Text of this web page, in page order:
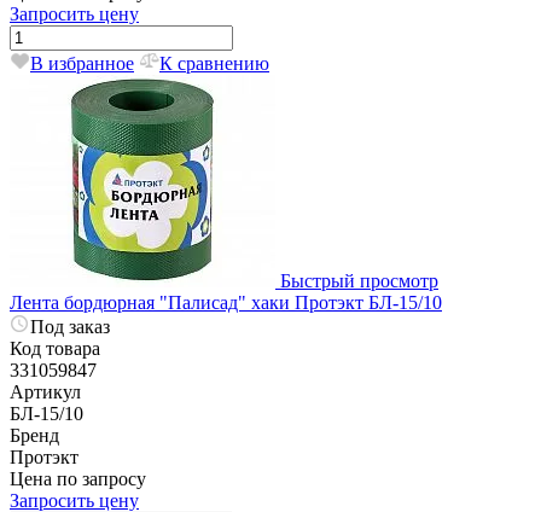
Запросить цену
В избранное К сравнению
Быстрый просмотр
Лента бордюрная "Палисад" хаки Протэкт БЛ-15/10
Под заказ
Код товара
331059847
Артикул
БЛ-15/10
Бренд
Протэкт
Цена по запросу
Запросить цену